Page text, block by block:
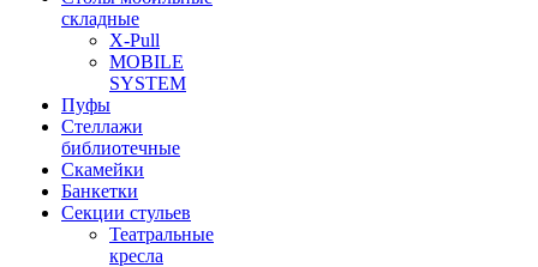
складные
X-Pull
MOBILE
SYSTEM
Пуфы
Стеллажи
библиотечные
Скамейки
Банкетки
Секции стульев
Театральные
кресла